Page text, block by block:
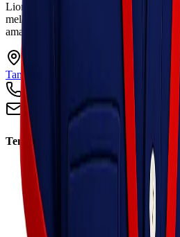
Lionel Express adalah perusahaan
melayani pengiriman barang ke seluruh
aman, dan harga kompetitif.
Ruko Garden Square Blok G No.
Tangerang, Banten 15124
+62 813 8838 8182
info@lionelexpress.com
Tentang Kami
Tentang Kami
Visi & Misi
Sosial Perusahaan
Karir
Cabang
Informasi